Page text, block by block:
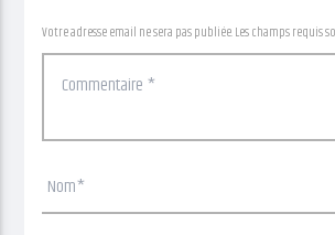
Votre adresse email ne sera pas publiée. Les champs requis